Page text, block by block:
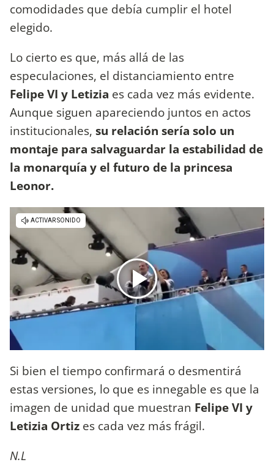
comodidades que debía cumplir el hotel
elegido.
Lo cierto es que, más allá de las
especulaciones, el distanciamiento entre
Felipe VI y Letizia es cada vez más evidente.
Aunque siguen apareciendo juntos en actos
institucionales, su relación sería solo un
montaje para salvaguardar la estabilidad de
la monarquía y el futuro de la princesa
Leonor.
Si bien el tiempo confirmará o desmentirá
estas versiones, lo que es innegable es que la
imagen de unidad que muestran Felipe VI y
Letizia Ortiz es cada vez más frágil.
N.L